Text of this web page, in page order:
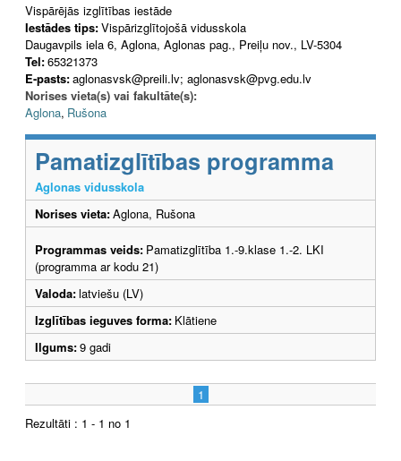
Vispārējās izglītības iestāde
Iestādes tips:Vispārizglītojošā vidusskola
Daugavpils iela 6, Aglona, Aglonas pag., Preiļu nov., LV-5304
Tel:65321373
E-pasts:aglonasvsk@preili.lv; aglonasvsk@pvg.edu.lv
Norises vieta(s) vai fakultāte(s):
Aglona, Rušona
Pamatizglītības programma
Aglonas vidusskola
Norises vieta:Aglona, Rušona
Programmas veids: Pamatizglītība 1.-9.klase 1.-2. LKI
(programma ar kodu 21)
Valoda:latviešu (LV)
Izglītības ieguves forma: Klātiene
Ilgums:9 gadi
1
Rezultāti : 1 - 1 no 1